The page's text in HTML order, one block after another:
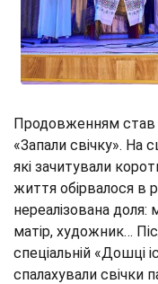
Продовженням став
«Запали свічку». На
які зачитували
життя обірвалося в
нереалізована доля:
матір, художник…
спеціальній «Дошці
спалахували свічки